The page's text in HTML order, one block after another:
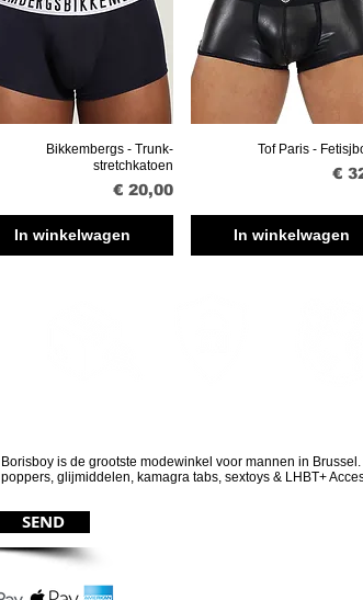
Snel overzicht
Bikkembergs - Trunk-
stretchkatoen
Prijs
€ 20,00
In winkelwagen
Snel overzicht
Tof Paris -
€
In winkelwagen
SEND
Borisboy is de grootste modewinkel voor mannen in
poppers, glijmiddelen, kamagra tabs, sextoys & LHBT+